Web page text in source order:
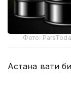
Фото:
Астана вақти